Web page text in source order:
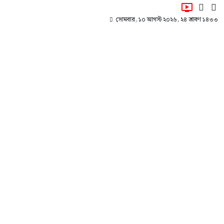
সোমবার, ১০ আগস্ট ২০২৬, ২৪ শ্রাবণ ১৪৩৩